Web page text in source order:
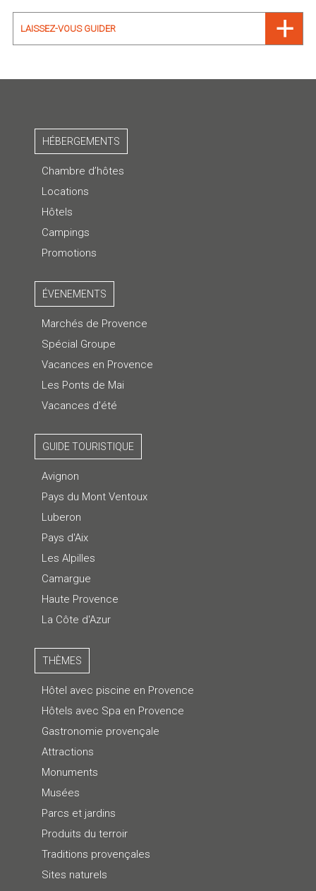
LAISSEZ-VOUS GUIDER
HÉBERGEMENTS
Chambre d’hôtes
Locations
Hôtels
Campings
Promotions
ÉVENEMENTS
Marchés de Provence
Spécial Groupe
Vacances en Provence
Les Ponts de Mai
Vacances d'été
GUIDE TOURISTIQUE
Avignon
Pays du Mont Ventoux
Luberon
Pays d'Aix
Les Alpilles
Camargue
Haute Provence
La Côte d'Azur
THÈMES
Hôtel avec piscine en Provence
Hôtels avec Spa en Provence
Gastronomie provençale
Attractions
Monuments
Musées
Parcs et jardins
Produits du terroir
Traditions provençales
Sites naturels